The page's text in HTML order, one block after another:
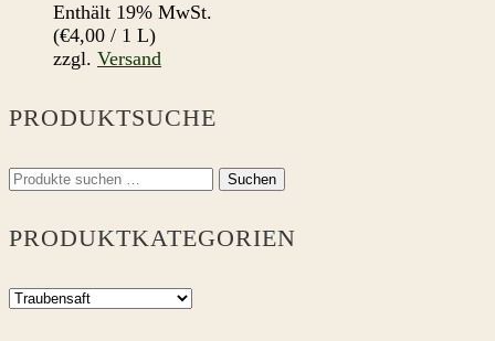
Enthält 19% MwSt.
(€4,00 / 1 L)
zzgl. Versand
PRODUKTSUCHE
Suchen
Suchen
PRODUKTKATEGORIEN